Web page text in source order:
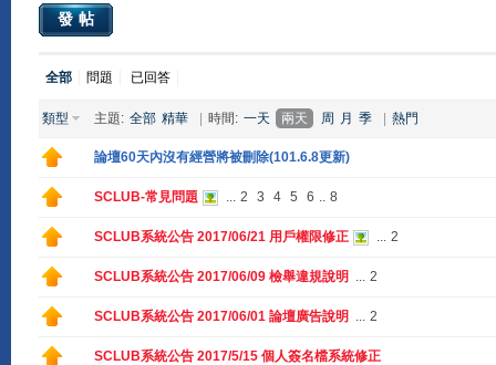
發帖
全部 問題 已回答
類型 主題: 全部 精華 時間: 一天 兩天 周 月 季 熱門
論壇60天內沒有經營將被刪除(101.6.8更新)
SCLUB-常見問題 ... 2 3 4 5 6 .. 8
SCLUB系統公告 2017/06/21 用戶權限修正 ... 2
SCLUB系統公告 2017/06/09 檢舉違規說明 ... 2
SCLUB系統公告 2017/06/01 論壇廣告說明 ... 2
SCLUB系統公告 2017/5/15 個人簽名檔系統修正